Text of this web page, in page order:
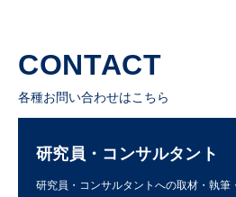
CONTACT
各種お問い合わせはこちら
研究員・コンサルタント
研究員・コンサルタントへの取材・執筆